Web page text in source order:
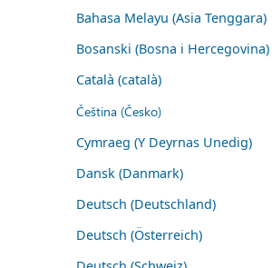
Bahasa Melayu (Asia Tenggara)
Bosanski (Bosna i Hercegovina)
Català (català)
Čeština (Česko)
Cymraeg (Y Deyrnas Unedig)
Dansk (Danmark)
Deutsch (Deutschland)
Deutsch (Österreich)